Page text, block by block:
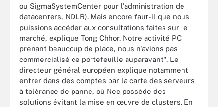
ou SigmaSystemCenter pour l'administration de
datacenters, NDLR). Mais encore faut-il que nous
puissions accéder aux consultations faites sur le
marché, explique Tong Chhor. Notre activité PC
prenant beaucoup de place, nous n'avions pas
commercialisé ce portefeuille auparavant". Le
directeur général européen explique notamment
entrer dans des comptes par la carte des serveurs
à tolérance de panne, où Nec possède des
solutions évitant la mise en œuvre de clusters. En